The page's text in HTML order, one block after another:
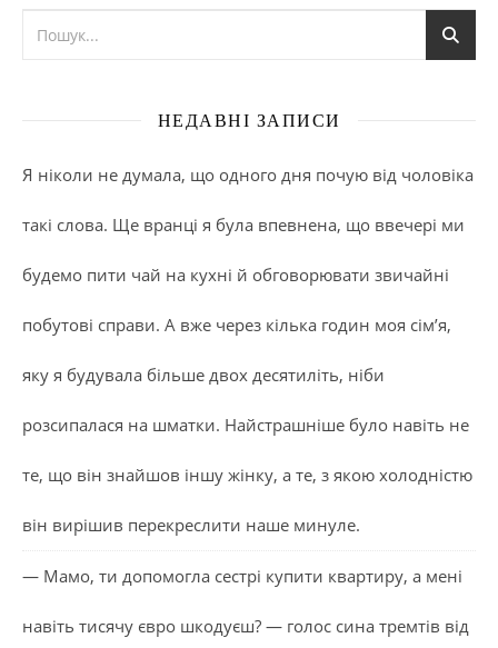
НЕДАВНІ ЗАПИСИ
Я ніколи не думала, що одного дня почую від чоловіка
такі слова. Ще вранці я була впевнена, що ввечері ми
будемо пити чай на кухні й обговорювати звичайні
побутові справи. А вже через кілька годин моя сім’я,
яку я будувала більше двох десятиліть, ніби
розсипалася на шматки. Найстрашніше було навіть не
те, що він знайшов іншу жінку, а те, з якою холодністю
він вирішив перекреслити наше минуле.
— Мамо, ти допомогла сестрі купити квартиру, а мені
навіть тисячу євро шкодуєш? — голос сина тремтів від